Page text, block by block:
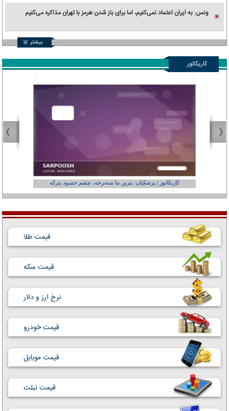
ونس: به ایران اعتماد نمی‌کنیم، اما برای باز شدن هرمز با تهران مذاکره می‌کنیم
بیشتر
کاریکاتور
کاریکاتور | پزشکیان: بنزین ما سه‌نرخه، چشم حسود بترکه
قیمت طلا
قیمت سکه
نرخ ارز و دلار
قیمت خودرو
قیمت موبایل
قیمت تبلت